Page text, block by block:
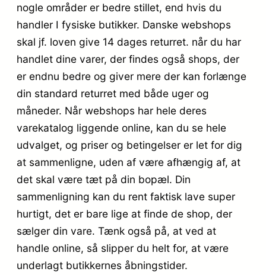
nogle områder er bedre stillet, end hvis du
handler I fysiske butikker. Danske webshops
skal jf. loven give 14 dages returret. når du har
handlet dine varer, der findes også shops, der
er endnu bedre og giver mere der kan forlænge
din standard returret med både uger og
måneder. Når webshops har hele deres
varekatalog liggende online, kan du se hele
udvalget, og priser og betingelser er let for dig
at sammenligne, uden af være afhængig af, at
det skal være tæt på din bopæl. Din
sammenligning kan du rent faktisk lave super
hurtigt, det er bare lige at finde de shop, der
sælger din vare. Tænk også på, at ved at
handle online, så slipper du helt for, at være
underlagt butikkernes åbningstider.